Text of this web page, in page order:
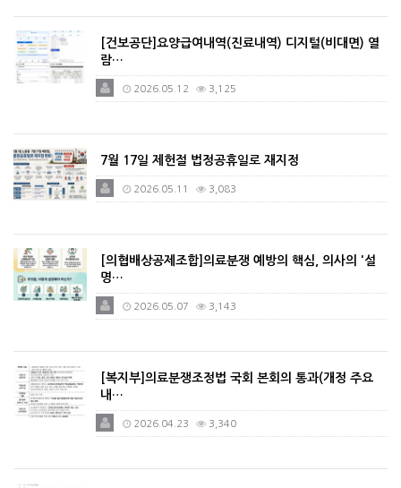
[건보공단]요양급여내역(진료내역) 디지털(비대면) 열
람…
2026.05.12 3,125
7월 17일 제헌절 법정공휴일로 재지정
2026.05.11 3,083
[의협배상공제조합]의료분쟁 예방의 핵심, 의사의 '설
명…
2026.05.07 3,143
[복지부]의료분쟁조정법 국회 본회의 통과(개정 주요
내…
2026.04.23 3,340